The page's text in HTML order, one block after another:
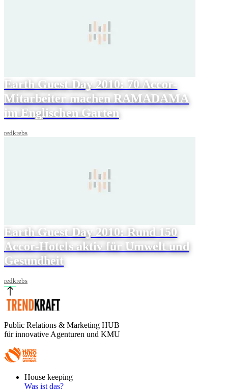
Earth Guest Day 2010: 70 Accor-
Mitarbeiter machen RAMADAMA
im Englischen Garten
redkrebs
Earth Guest Day 2010: Rund 150
Accor-Hotels aktiv für Umwelt und
Gesundheit
redkrebs
Public Relations & Marketing HUB
für innovative Agenturen und KMU
FooterHouse keeping
Was ist das?